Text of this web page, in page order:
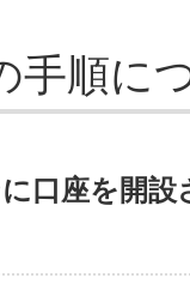
手順に
口座を開